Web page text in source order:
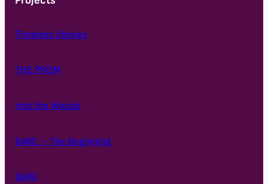
Timeless Stories
THE PROM
Into the Woods
BARE – The Beginning
BARE